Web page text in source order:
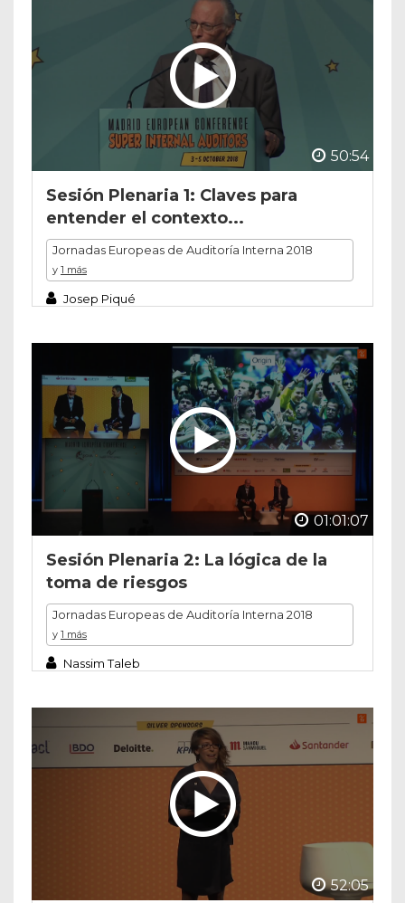
50:54
Sesión Plenaria 1: Claves para
entender el contexto...
Jornadas Europeas de Auditoría Interna 2018
y 1 más
Josep Piqué
01:01:07
Sesión Plenaria 2: La lógica de la
toma de riesgos
Jornadas Europeas de Auditoría Interna 2018
y 1 más
Nassim Taleb
52:05